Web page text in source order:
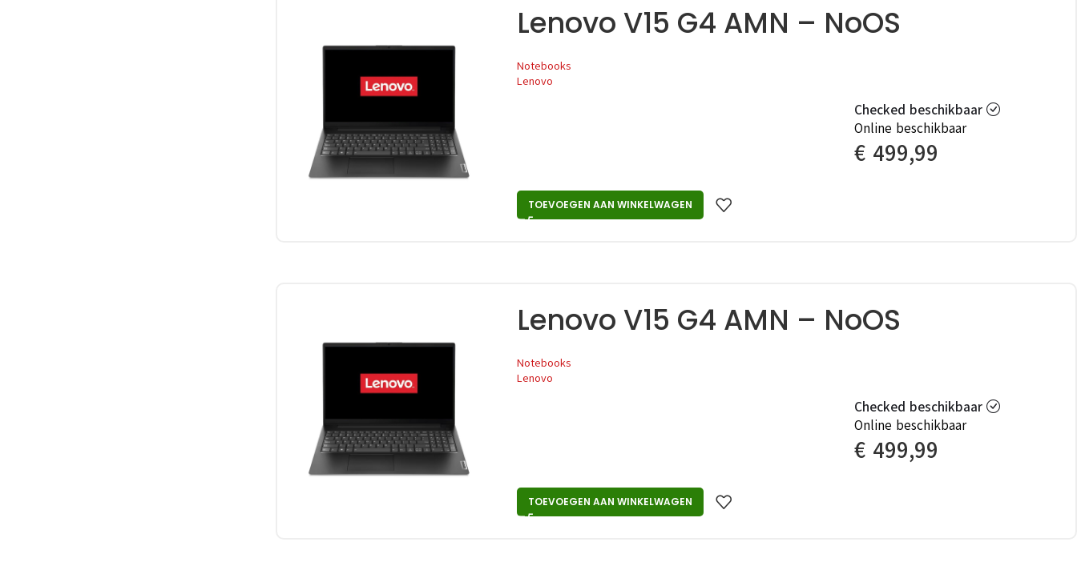
Lenovo V15 G4 AMN – NoOS
Notebooks
Lenovo
Checked beschikbaar
Online beschikbaar
€ 499,99
TOEVOEGEN AAN WINKELWAGEN
Lenovo V15 G4 AMN – NoOS
Notebooks
Lenovo
Checked beschikbaar
Online beschikbaar
€ 499,99
TOEVOEGEN AAN WINKELWAGEN